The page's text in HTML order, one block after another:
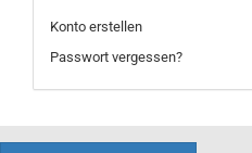
Konto erstellen
Passwort vergessen?